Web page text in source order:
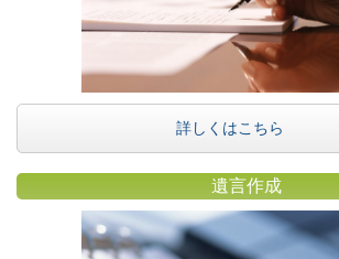
詳しくはこちら
遺言作成